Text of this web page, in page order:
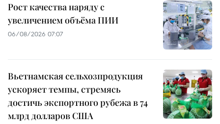
Рост качества наряду с
увеличением объёма ПИИ
06/08/2026 07:07
Вьетнамская сельхозпродукция
ускоряет темпы, стремясь
достичь экспортного рубежа в 74
млрд долларов США